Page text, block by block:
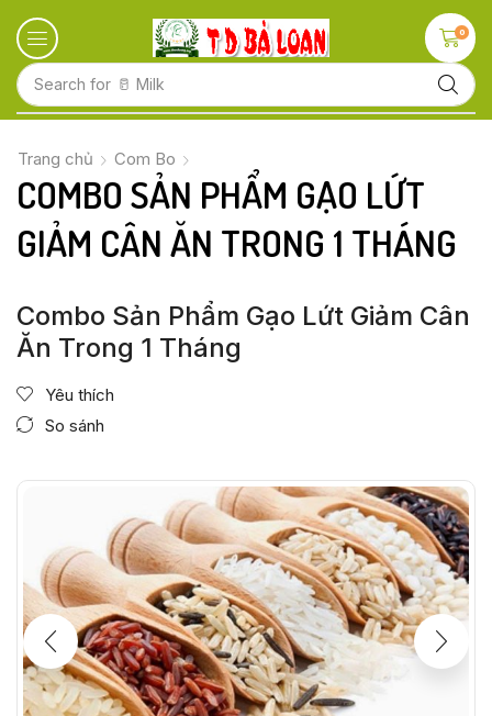
Search for 🥛 Milk
0
Trang chủ Com Bo
COMBO SẢN PHẨM GẠO LỨT
GIẢM CÂN ĂN TRONG 1 THÁNG
Combo Sản Phẩm Gạo Lứt Giảm Cân
Ăn Trong 1 Tháng
Yêu thích
So sánh